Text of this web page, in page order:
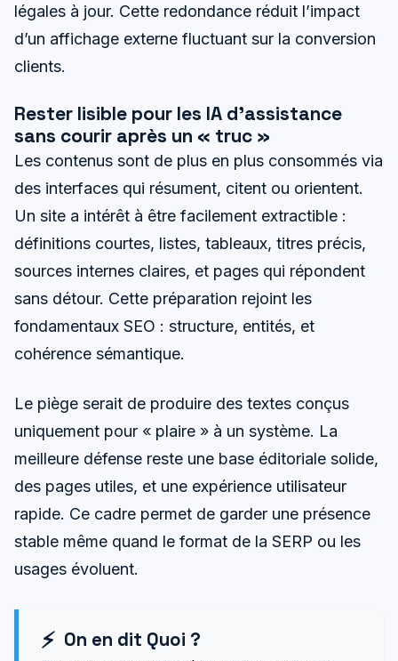
légales à jour. Cette redondance réduit l’impact
d’un affichage externe fluctuant sur la conversion
clients.
Rester lisible pour les IA d’assistance
sans courir après un « truc »
Les contenus sont de plus en plus consommés via
des interfaces qui résument, citent ou orientent.
Un site a intérêt à être facilement extractible :
définitions courtes, listes, tableaux, titres précis,
sources internes claires, et pages qui répondent
sans détour. Cette préparation rejoint les
fondamentaux SEO : structure, entités, et
cohérence sémantique.
Le piège serait de produire des textes conçus
uniquement pour « plaire » à un système. La
meilleure défense reste une base éditoriale solide,
des pages utiles, et une expérience utilisateur
rapide. Ce cadre permet de garder une présence
stable même quand le format de la SERP ou les
usages évoluent.
On en dit Quoi ?